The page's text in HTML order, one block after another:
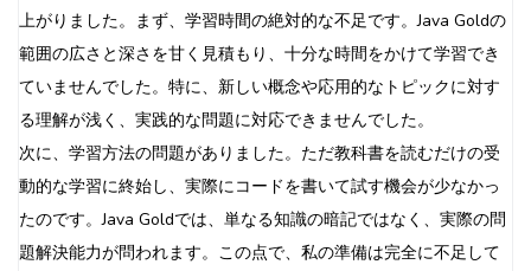
上がりました。まず、学習時間の絶対的な不足です。Java Goldの
範囲の広さと深さを甘く見積もり、十分な時間をかけて学習でき
ていませんでした。特に、新しい概念や応用的なトピックに対す
る理解が浅く、実践的な問題に対応できませんでした。
次に、学習方法の問題がありました。ただ教科書を読むだけの受
動的な学習に終始し、実際にコードを書いて試す機会が少なかっ
たのです。Java Goldでは、単なる知識の暗記ではなく、実際の問
題解決能力が問われます。この点で、私の準備は完全に不足して